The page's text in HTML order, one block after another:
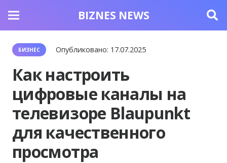
BIZNES NEWS
БИЗНЕС Опубликовано: 17.07.2025
Как настроить
цифровые каналы на
телевизоре Blaupunkt
для качественного
просмотра